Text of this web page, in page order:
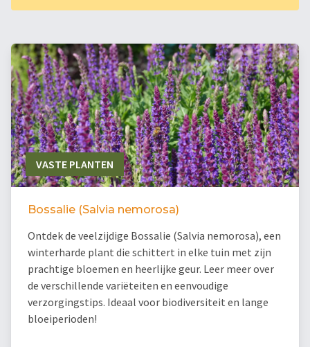
VASTE PLANTEN
Bossalie (Salvia nemorosa)
Ontdek de veelzijdige Bossalie (Salvia nemorosa), een
winterharde plant die schittert in elke tuin met zijn
prachtige bloemen en heerlijke geur. Leer meer over
de verschillende variëteiten en eenvoudige
verzorgingstips. Ideaal voor biodiversiteit en lange
bloeiperioden!